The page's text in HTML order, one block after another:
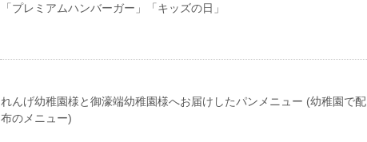
「プレミアムハンバーガー」「キッズの日」
れんげ幼稚園様と御濠端幼稚園様へお届けしたパンメニュー (幼稚園で配
布のメニュー)